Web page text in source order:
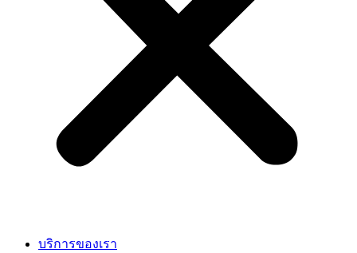
บริการของเรา